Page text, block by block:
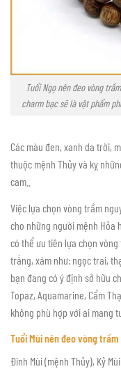
Tuổi Ngọ nên đeo vòng
charm bạc sẽ là vật phẩm
Các màu đen, xanh da trời,
thuộc mệnh Thủy và kỵ
cam..
Việc lựa chọn vòng trầm
cho những người mệnh Hỏa
có thể ưu tiên lựa chọn
trắng, xám như: ngọc trai,
bạn đang có ý định sở hữu
Topaz, Aquamarine, Cẩm
không phù hợp với ai mang
Tuổi Mùi nên đeo vòng
Đinh Mùi (mệnh Thủy), Kỷ